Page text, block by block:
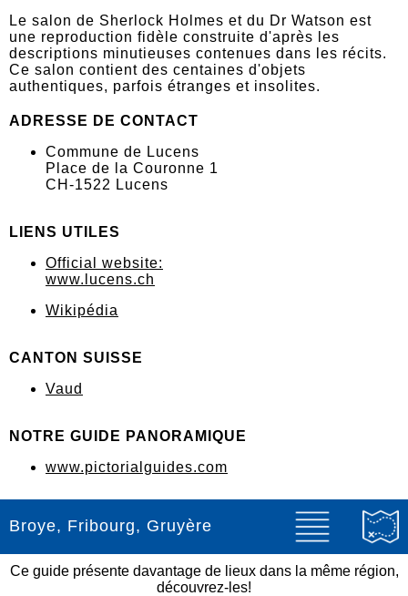
Le salon de Sherlock Holmes et du Dr Watson est
une reproduction fidèle construite d'après les
descriptions minutieuses contenues dans les récits.
Ce salon contient des centaines d'objets
authentiques, parfois étranges et insolites.
ADRESSE DE CONTACT
Commune de Lucens
Place de la Couronne 1
CH-1522 Lucens
LIENS UTILES
Official website:
www.lucens.ch
Wikipédia
CANTON SUISSE
Vaud
NOTRE GUIDE PANORAMIQUE
www.pictorialguides.com
Broye, Fribourg, Gruyère
Ce guide présente davantage de lieux dans la même région,
découvrez-les!